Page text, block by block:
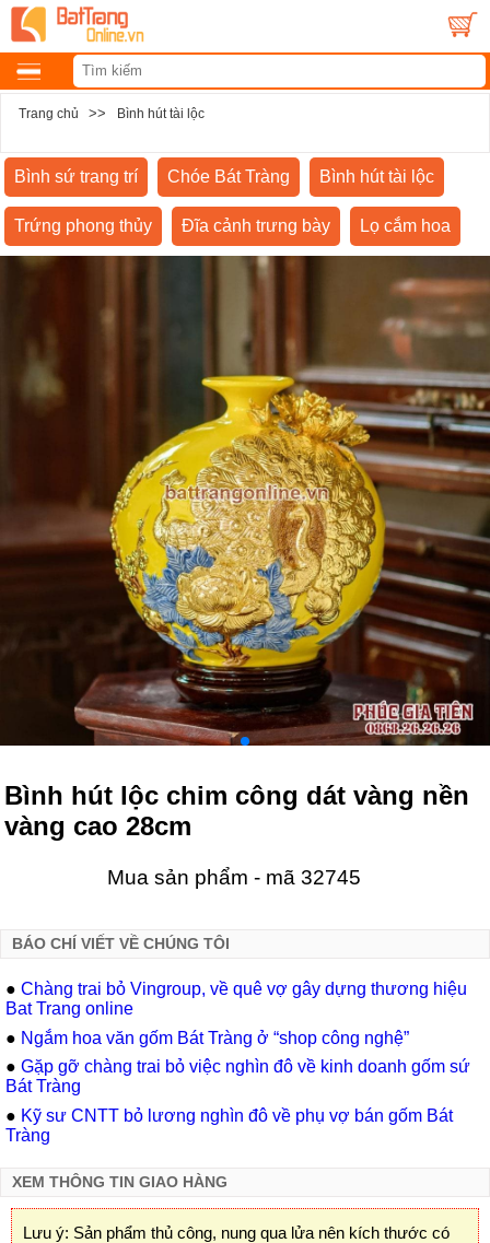
Trang chủ >> Bình hút tài lộc
Bình sứ trang trí Chóe Bát Tràng Bình hút tài lộc
Trứng phong thủy Đĩa cảnh trưng bày Lọ cắm hoa
Bình hút lộc chim công dát vàng nền
vàng cao 28cm
Mua sản phẩm - mã 32745
BÁO CHÍ VIẾT VỀ CHÚNG TÔI
● Chàng trai bỏ Vingroup, về quê vợ gây dựng thương hiệu
Bat Trang online
● Ngắm hoa văn gốm Bát Tràng ở “shop công nghệ”
● Gặp gỡ chàng trai bỏ việc nghìn đô về kinh doanh gốm sứ
Bát Tràng
● Kỹ sư CNTT bỏ lương nghìn đô về phụ vợ bán gốm Bát
Tràng
XEM THÔNG TIN GIAO HÀNG
Lưu ý: Sản phẩm thủ công, nung qua lửa nên kích thước có